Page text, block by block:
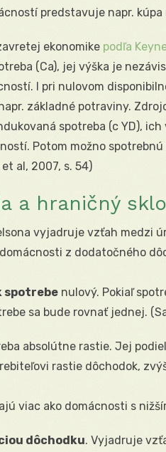
predstavuje napr. kúpa
ekonomike podľa
(Ca), jej výška je
I pri nulovom
základné potraviny.
spotreba (c YD), ich
Potom možno
al, 2007, s. 54)
a hraničný
vyjadruje vzťah medzi
z dodatočného
spotrebe nulový. Pokiaľ
sa bude rovnať jednej.
absolútne rastie. Jej
rastie dôchodok,
viac ako domácnosti s
dôchodku. Vyjadruje